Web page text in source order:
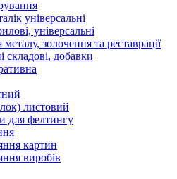
універсальні
універсальні
золочення та реставрації
складові, добавки
листовий
для фелтингу
картин
виробів